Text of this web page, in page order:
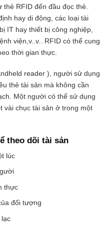
RFID đến đầu đọc thẻ.
hay di động, các loại tài
IT hay thiết bị công nghiệp,
viện,v..v.. RFID có thể cung
thời gian thực.
reader ), người sử dụng
thẻ tài sản mà không cần
Một người có thể sử dụng
vài chục tài sản ở trong một
theo dõi tài sản
lúc
thực
đối tượng